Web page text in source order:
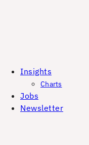
Insights
Charts
Jobs
Newsletter